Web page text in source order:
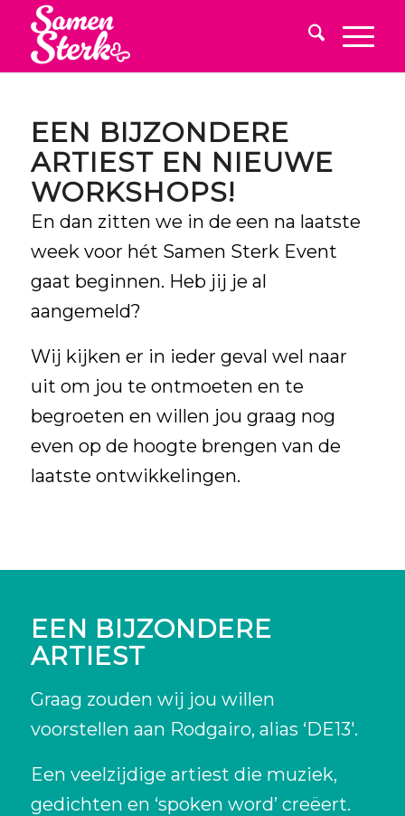
EEN BIJZONDERE
ARTIEST EN NIEUWE
WORKSHOPS!
En dan zitten we in de een na laatste
week voor hét Samen Sterk Event
gaat beginnen. Heb jij je al
aangemeld?
Wij kijken er in ieder geval wel naar
uit om jou te ontmoeten en te
begroeten en willen jou graag nog
even op de hoogte brengen van de
laatste ontwikkelingen.
EEN BIJZONDERE
ARTIEST
Graag zouden wij jou willen
voorstellen aan Rodgairo, alias ‘DE13′.
Een veelzijdige artiest die muziek,
gedichten en ‘spoken word’ creëert.